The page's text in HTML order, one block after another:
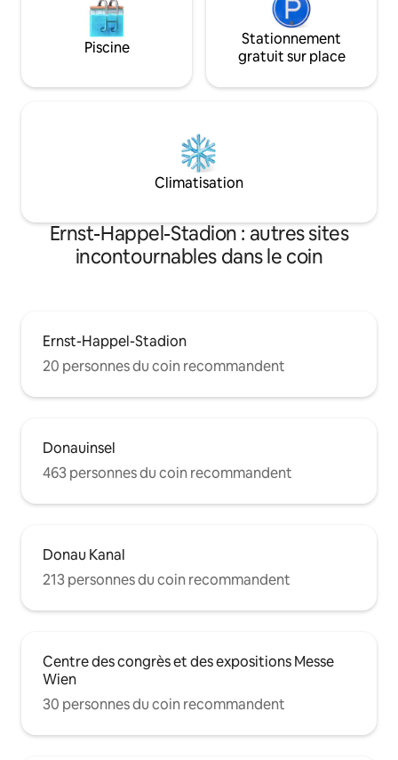
Piscine
Stationnement
gratuit sur place
Climatisation
Ernst-Happel-Stadion : autres sites
incontournables dans le coin
Ernst-Happel-Stadion
20 personnes du coin recommandent
Donauinsel
463 personnes du coin recommandent
Donau Kanal
213 personnes du coin recommandent
Centre des congrès et des expositions Messe
Wien
30 personnes du coin recommandent